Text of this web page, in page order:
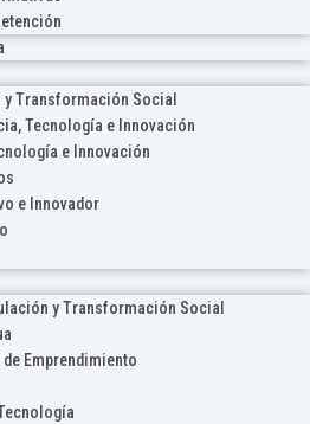
Transformación Social
Tecnología e Innovación
e Innovación
e Innovador
y Transformación Social
Emprendimiento